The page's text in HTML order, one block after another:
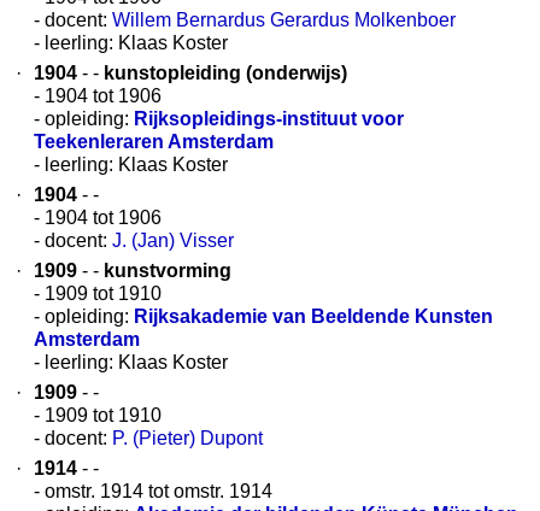
- docent: Willem Bernardus Gerardus Molkenboer
- leerling: Klaas Koster
·
1904 - - kunstopleiding (onderwijs)
- 1904 tot 1906
- opleiding: Rijksopleidings-instituut voor
Teekenleraren Amsterdam
- leerling: Klaas Koster
·
1904 - -
- 1904 tot 1906
- docent: J. (Jan) Visser
·
1909 - - kunstvorming
- 1909 tot 1910
- opleiding: Rijksakademie van Beeldende Kunsten
Amsterdam
- leerling: Klaas Koster
·
1909 - -
- 1909 tot 1910
- docent: P. (Pieter) Dupont
·
1914 - -
- omstr. 1914 tot omstr. 1914